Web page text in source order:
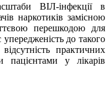
ВІЛ-інфекції в
наркотиків замісною
перешкодою для
до такого
практичних
пацієнтами у лікарів